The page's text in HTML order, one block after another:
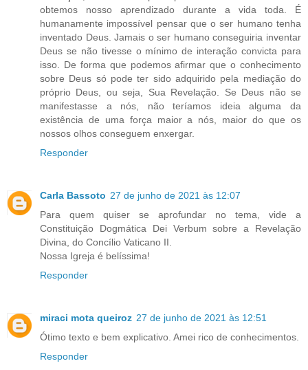
obtemos nosso aprendizado durante a vida toda. É
humanamente impossível pensar que o ser humano tenha
inventado Deus. Jamais o ser humano conseguiria inventar
Deus se não tivesse o mínimo de interação convicta para
isso. De forma que podemos afirmar que o conhecimento
sobre Deus só pode ter sido adquirido pela mediação do
próprio Deus, ou seja, Sua Revelação. Se Deus não se
manifestasse a nós, não teríamos ideia alguma da
existência de uma força maior a nós, maior do que os
nossos olhos conseguem enxergar.
Responder
Carla Bassoto 27 de junho de 2021 às 12:07
Para quem quiser se aprofundar no tema, vide a
Constituição Dogmática Dei Verbum sobre a Revelação
Divina, do Concílio Vaticano II.
Nossa Igreja é belíssima!
Responder
miraci mota queiroz 27 de junho de 2021 às 12:51
Ótimo texto e bem explicativo. Amei rico de conhecimentos.
Responder